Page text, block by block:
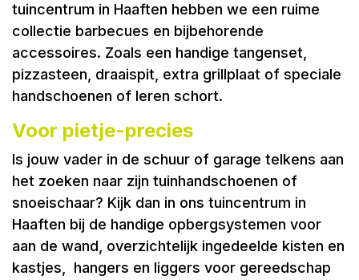
tuincentrum in Haaften hebben we een ruime
collectie barbecues en bijbehorende
accessoires. Zoals een handige tangenset,
pizzasteen, draaispit, extra grillplaat of speciale
handschoenen of leren schort.
Voor pietje-precies
Is jouw vader in de schuur of garage telkens aan
het zoeken naar zijn tuinhandschoenen of
snoeischaar? Kijk dan in ons tuincentrum in
Haaften bij de handige opbergsystemen voor
aan de wand, overzichtelijk ingedeelde kisten en
kastjes, hangers en liggers voor gereedschap